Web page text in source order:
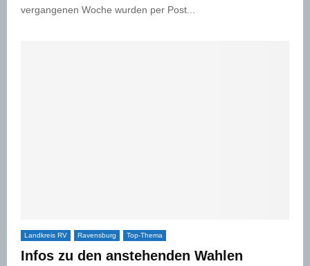
vergangenen Woche wurden per Post...
Landkreis RV Ravensburg Top-Thema
Infos zu den anstehenden Wahlen